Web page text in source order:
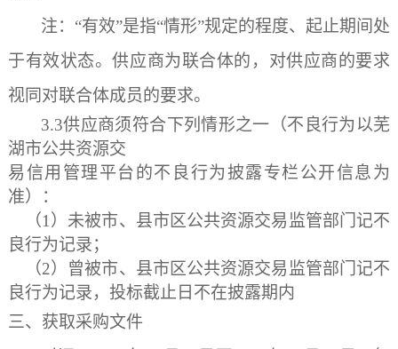
注： “有效”是指“情形”规定的程度、起止期间处
于有效状态。供应商为联合体的，对供应商的要求
视同对联合体成员的要求。
3.3供应商须符合下列情形之一（不良行为以芜
湖市公共资源交
易信用管理平台的不良行为披露专栏公开信息为
准）：
（1）未被市、县市区公共资源交易监管部门记不
良行为记录；
（2）曾被市、县市区公共资源交易监管部门记不
良行为记录，投标截止日不在披露期内
三、获取采购文件